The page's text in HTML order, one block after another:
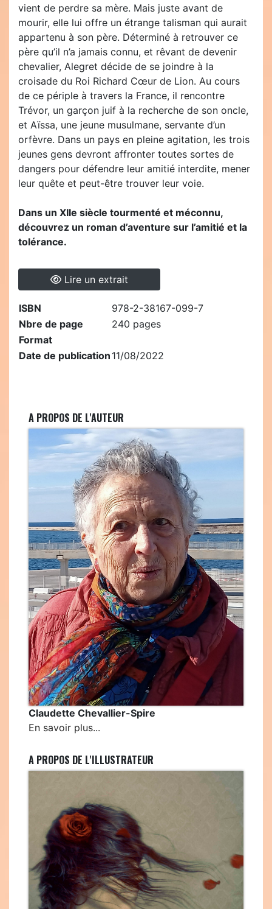
vient de perdre sa mère. Mais juste avant de
mourir, elle lui offre un étrange talisman qui aurait
appartenu à son père. Déterminé à retrouver ce
père qu’il n’a jamais connu, et rêvant de devenir
chevalier, Alegret décide de se joindre à la
croisade du Roi Richard Cœur de Lion. Au cours
de ce périple à travers la France, il rencontre
Trévor, un garçon juif à la recherche de son oncle,
et Aïssa, une jeune musulmane, servante d’un
orfèvre. Dans un pays en pleine agitation, les trois
jeunes gens devront affronter toutes sortes de
dangers pour défendre leur amitié interdite, mener
leur quête et peut-être trouver leur voie.
Dans un XIIe siècle tourmenté et méconnu,
découvrez un roman d’aventure sur l’amitié et la
tolérance.
Lire un extrait
ISBN
978-2-38167-099-7
Nbre de page
240 pages
Format
Date de publication 11/08/2022
A PROPOS DE L'AUTEUR
Claudette Chevallier-Spire
En savoir plus...
A PROPOS DE L'ILLUSTRATEUR